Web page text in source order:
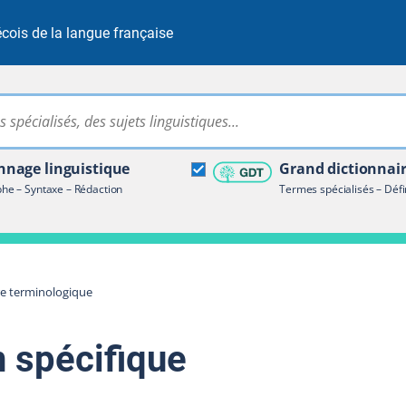
de la langue française
Rechercher dans tout le site
linguistique
– Syntaxe – Rédaction
Grand
Termes spécialisés –
terminologique
terminologique
spécifique